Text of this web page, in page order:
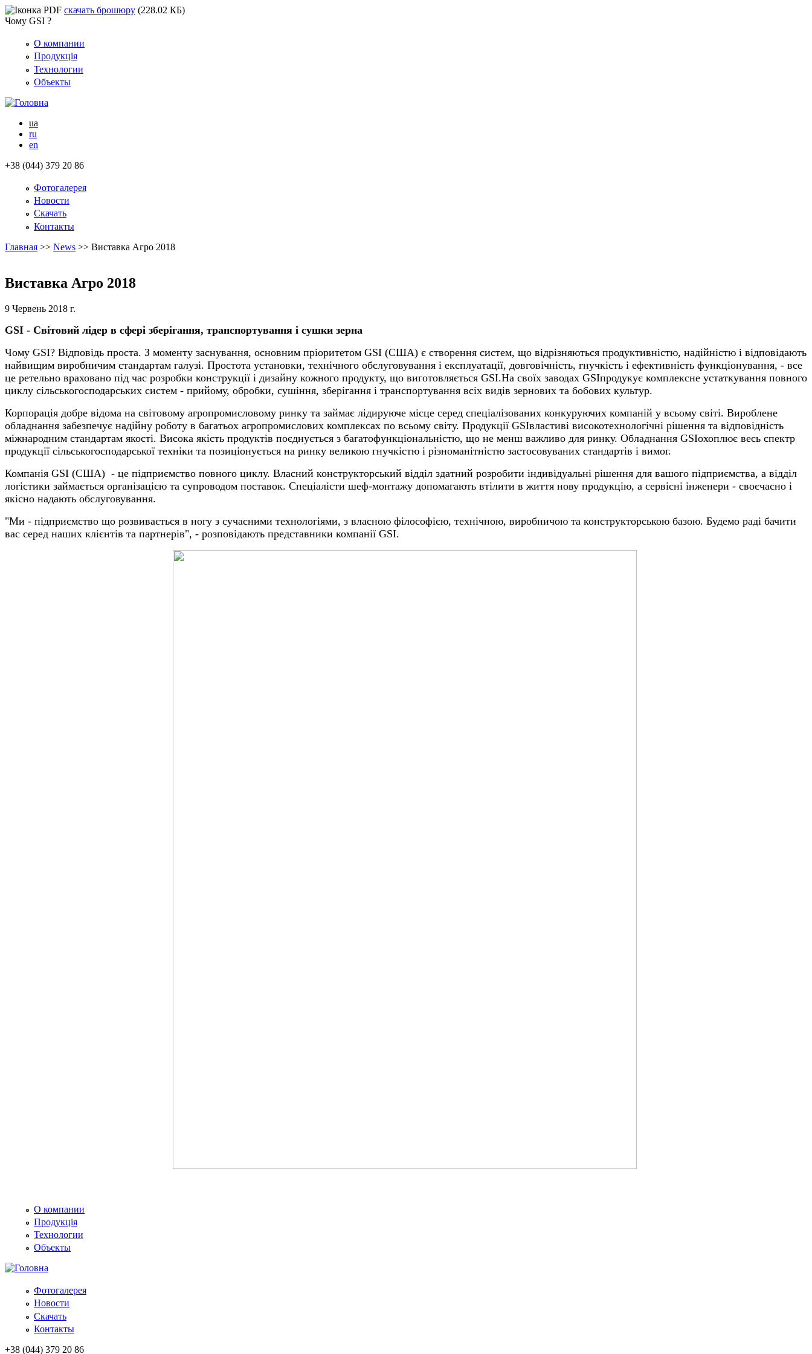
скачать брошюру (228.02 КБ)
Чому GSI ?
О компании
Продукція
Технологии
Объекты
ua
ru
en
+38 (044) 379 20 86
Фотогалерея
Новости
Скачать
Контакты
Главная >> News >> Виставка Агро 2018
Виставка Агро 2018
9 Червень 2018 г.
GSI - Світовий лідер в сфері зберігання, транспортування і сушки зерна
Чому GSI? Відповідь проста. З моменту заснування, основним пріоритетом GSI (США) є створення систем, що відрізняються продуктивністю, надійністю і відповідають
найвищим виробничим стандартам галузі. Простота установки, технічного обслуговування і експлуатації, довговічність, гнучкість і ефективність функціонування, - все
це ретельно враховано під час розробки конструкції і дизайну кожного продукту, що виготовляється GSI.На своїх заводах GSIпродукує комплексне устаткування повного
циклу сільськогосподарських систем - прийому, обробки, сушіння, зберігання і транспортування всіх видів зернових та бобових культур.
Корпорація добре відома на світовому агропромисловому ринку та займає лідируюче місце серед спеціалізованих конкуруючих компаній у всьому світі. Вироблене
обладнання забезпечує надійну роботу в багатьох агропромислових комплексах по всьому світу. Продукції GSIвластиві високотехнологічні рішення та відповідність
міжнародним стандартам якості. Висока якість продуктів поєднується з багатофункціональністю, що не менш важливо для ринку. Обладнання GSIохоплює весь спектр
продукції сільськогосподарської техніки та позиціонується на ринку великою гнучкістю і різноманітністю застосовуваних стандартів і вимог.
Компанія GSI (США) - це підприємство повного циклу. Власний конструкторський відділ здатний розробити індивідуальні рішення для вашого підприємства, а відділ
логістики займається організацією та супроводом поставок. Спеціалісти шеф-монтажу допомагають втілити в життя нову продукцію, а сервісні інженери - своєчасно і
якісно надають обслуговування.
"Ми - підприємство що розвивається в ногу з сучасними технологіями, з власною філософією, технічною, виробничою та конструкторською базою. Будемо раді бачити
вас серед наших клієнтів та партнерів", - розповідають представники компанії GSI.
О компании
Продукція
Технологии
Объекты
Фотогалерея
Новости
Скачать
Контакты
+38 (044) 379 20 86